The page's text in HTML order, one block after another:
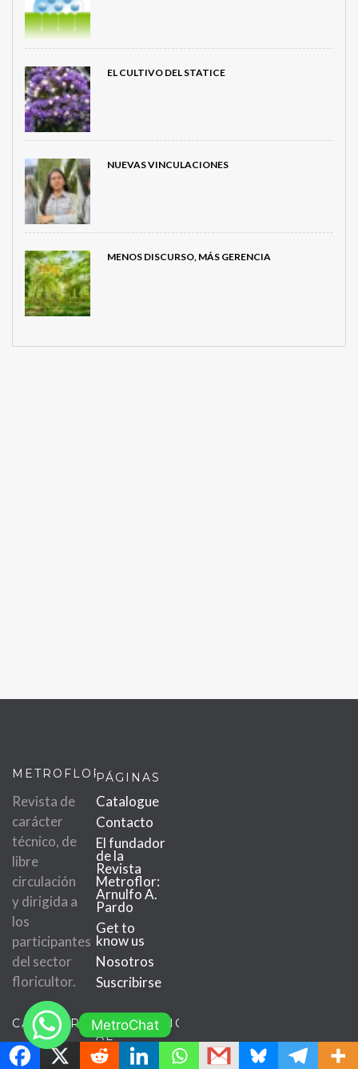
EL CULTIVO DEL STATICE
NUEVAS VINCULACIONES
MENOS DISCURSO, MÁS GERENCIA
METROFLOR
Revista de
carácter
técnico, de
libre
circulación
y dirigida a
los
participantes
del sector
floricultor.
PÁGINAS
Catalogue
Contacto
El fundador
de la
Revista
Metroflor:
Arnulfo A.
Pardo
Get to
know us
Nosotros
Suscribirse
CATEGORÍAS
Apunte
filosófico
SUSCRIPCIÓN
AL
BOLETÍN
MetroChat